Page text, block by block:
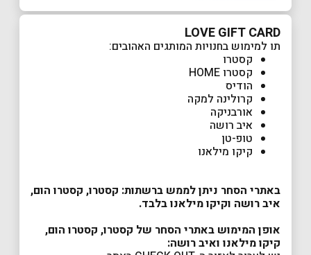
LOVE GIFT CARD
תו למימוש בחנויות המותגים האהובים:
קסטרו
קסטרו HOME
הודיס
קרולינה למקה
אורבניקה
איב רושה
טופ-טן
קיקו מילאנו
באתרי הסחר ניתן לממש ברשתות: קסטרו, קסטרו הום,
איב רושה וקיקו מילאנו בלבד.
אופן המימוש באתרי הסחר של קסטרו, קסטרו הום,
קיקו מילאנו ואיב רושה: